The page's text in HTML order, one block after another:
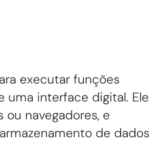
executar funções
uma interface digital. Ele
navegadores, e
de dados